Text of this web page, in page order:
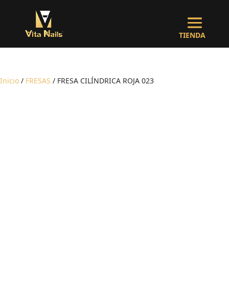
Inicio / FRESAS / FRESA CILÍNDRICA ROJA 023